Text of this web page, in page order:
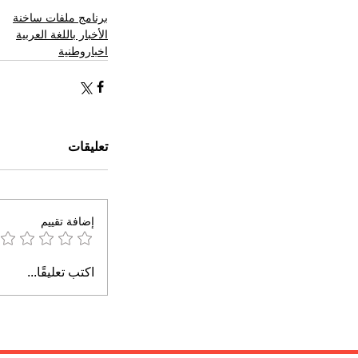
برنامج ملفات ساخنة
الأخبار باللغة العربية
اخباروطنية
تعليقات
إضافة تقييم
اكتب تعليقًا...